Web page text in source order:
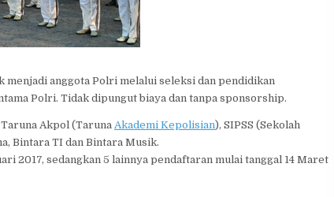
anggota Polri melalui seleksi dan pendidikan
Polri. Tidak dipungut biaya dan tanpa sponsorship.
Akpol (Taruna Akademi Kepolisian), SIPSS (Sekolah
Bintara TI dan Bintara Musik.
2017, sedangkan 5 lainnya pendaftaran mulai tanggal 14 Maret